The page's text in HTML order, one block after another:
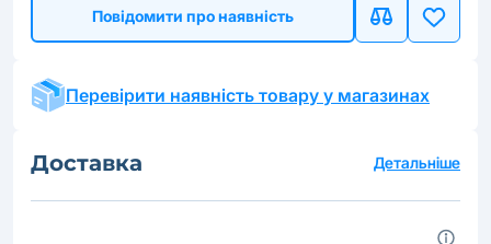
Повідомити про наявність
Перевірити наявність товару у магазинах
Доставка Детальніше